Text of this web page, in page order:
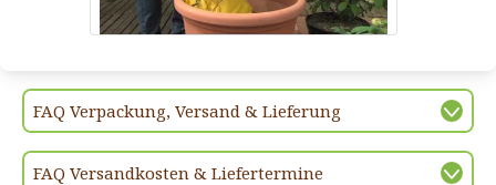
FAQ Verpackung, Versand & Lieferung
FAQ Versandkosten & Liefertermine